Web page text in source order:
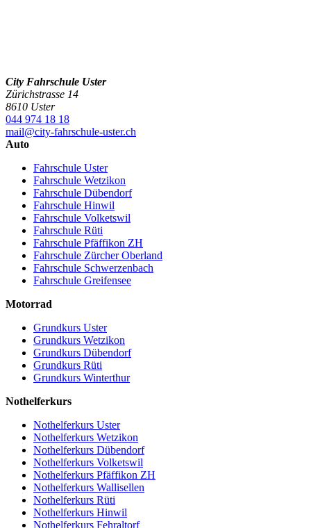
City Fahrschule Uster
Zürichstrasse 14
8610 Uster
044 974 18 18
mail@city-fahrschule-uster.ch
Auto
Fahrschule Uster
Fahrschule Wetzikon
Fahrschule Dübendorf
Fahrschule Hinwil
Fahrschule Volketswil
Fahrschule Rüti
Fahrschule Pfäffikon ZH
Fahrschule Zürcher Oberland
Fahrschule Schwerzenbach
Fahrschule Greifensee
Motorrad
Grundkurs Uster
Grundkurs Wetzikon
Grundkurs Dübendorf
Grundkurs Rüti
Grundkurs Winterthur
Nothelferkurs
Nothelferkurs Uster
Nothelferkurs Wetzikon
Nothelferkurs Dübendorf
Nothelferkurs Volketswil
Nothelferkurs Pfäffikon ZH
Nothelferkurs Wallisellen
Nothelferkurs Rüti
Nothelferkurs Hinwil
Nothelferkurs Fehraltorf